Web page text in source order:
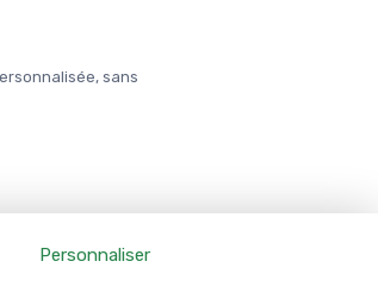
sans
Personnaliser